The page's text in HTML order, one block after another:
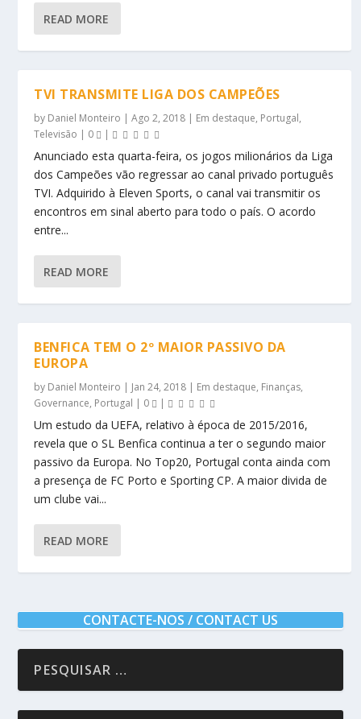
READ MORE
TVI TRANSMITE LIGA DOS CAMPEÕES
by Daniel Monteiro |Ago 2, 2018 | Em destaque, Portugal,
Televisão | 0 |
Anunciado esta quarta-feira, os jogos milionários da Liga
dos Campeões vão regressar ao canal privado português
TVI. Adquirido à Eleven Sports, o canal vai transmitir os
encontros em sinal aberto para todo o país. O acordo
entre...
READ MORE
BENFICA TEM O 2º MAIOR PASSIVO DA
EUROPA
by Daniel Monteiro | Jan 24, 2018 | Em destaque, Finanças,
Governance, Portugal | 0 |
Um estudo da UEFA, relativo à época de 2015/2016,
revela que o SL Benfica continua a ter o segundo maior
passivo da Europa. No Top20, Portugal conta ainda com
a presença de FC Porto e Sporting CP. A maior divida de
um clube vai...
READ MORE
CONTACTE-NOS / CONTACT US